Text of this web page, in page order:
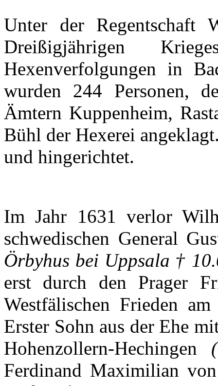
Unter der Regentschaft
Dreißigjährigen
Hexenverfolgungen in
wurden 244 Personen,
Ämtern Kuppenheim,
Bühl der Hexerei angeklagt
und hingerichtet.
Im Jahr 1631 verlor
schwedischen General
Örbyhus bei Uppsala †
erst durch den Prager
Westfälischen Frieden
Erster Sohn aus der Ehe
Hohenzollern-Hechingen
Ferdinand Maximilian